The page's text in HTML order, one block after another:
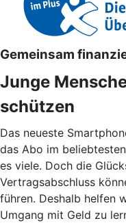
Gemeinsam
Junge
schützen
Das neueste
das Abo im
es viele. Doch die
Vertragsabschluss
führen. Deshalb helfen
Umgang mit Geld zu